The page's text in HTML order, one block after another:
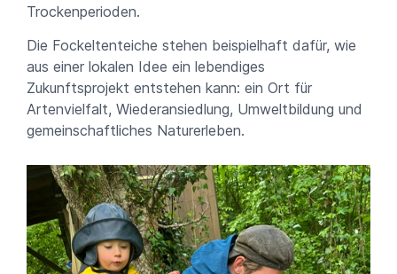
Trockenperioden.
Die Fockeltenteiche stehen beispielhaft dafür, wie
aus einer lokalen Idee ein lebendiges
Zukunftsprojekt entstehen kann: ein Ort für
Artenvielfalt, Wiederansiedlung, Umweltbildung und
gemeinschaftliches Naturerleben.